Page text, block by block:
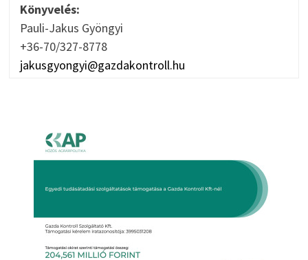
Könyvelés:
Pauli-Jakus Gyöngyi
+36-70/327-8778
jakusgyongyi@gazdakontroll.hu